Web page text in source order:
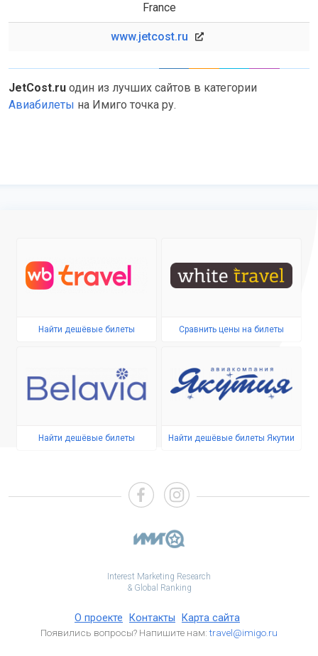
France
www.jetcost.ru
JetCost.ru один из лучших сайтов в категории
Авиабилеты на Имиго точка ру.
Найти дешёвые билеты Сравнить цены на билеты
Найти дешёвые билеты Найти дешёвые билеты Якутии
Interest Marketing Research
& Global Ranking
О проекте Контакты Карта сайта
Появились вопросы? Напишите нам:travel@imigo.ru